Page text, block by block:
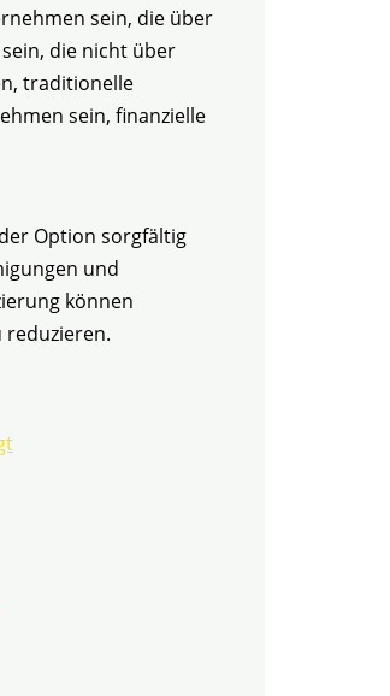
sein, die über
die nicht über
traditionelle
sein, finanzielle
Option sorgfältig
und
können
reduzieren.